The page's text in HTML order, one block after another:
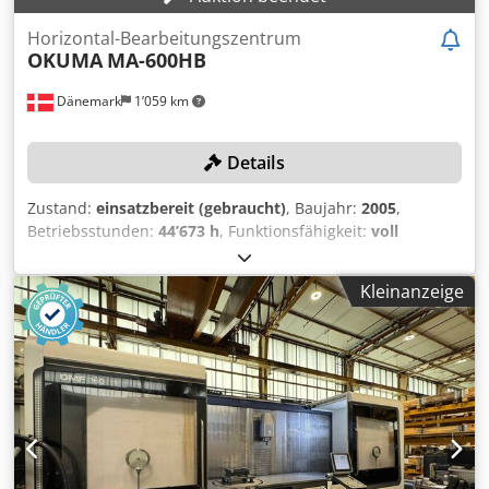
Dänemark 1’059 km
Horizontal-Bearbeitungszentrum
OKUMA MA-600HB
Details
Zustand: einsatzbereit (gebraucht), Baujahr: 2005,
Betriebsstunden: 44’673 h, Funktionsfähigkeit: voll
, Verfahrweg X-Achse:
Verfahrweg Y-Achse:900 mm, Verfahrweg Z-Achse:900
mm, Steuerungsmodell:OSP-E100M, Spindeldrehzahl
(max.):12’000 U/min, Anzahl der Steckplätze im
Werkzeugmagazin:320, Kein Mindestpreis - garantierter
Verkauf zum höchsten Gebot! TECHNISCHE DETAILS
Verfahrweg X-Achse: 1.000 mm Verfahrweg Y-Achse: 900
mm Verfahrweg Z-Achse: 900 mm Spindeldrehzahl: 12.000
U/min Werkzeugaufnahme: BT50 Dwjdpfxezlg U As Ag Sja
Werkzeugplätze: 320 Werkzeugplätze für 600-mm-
Werkzeuge: 80 Teilgenauigkeit: 0,001° MASCHINEN-
Kleinanzeige